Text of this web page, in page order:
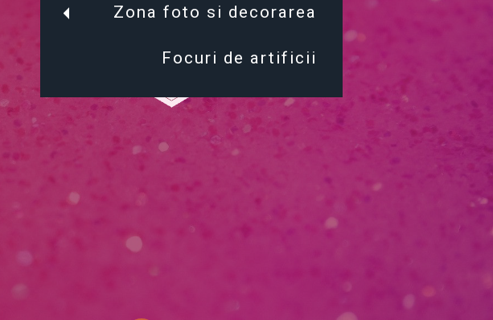
Zona foto si decorarea
Focuri de artificii